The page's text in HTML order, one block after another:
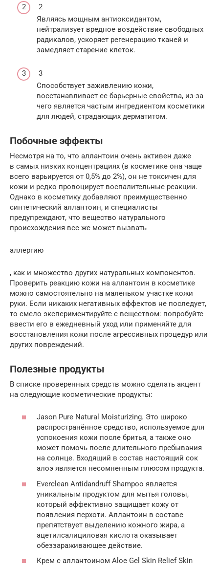
2
Являясь мощным антиоксидантом,
нейтрализует вредное воздействие свободных
радикалов, ускоряет регенерацию тканей и
замедляет старение клеток.
3
Способствует заживлению кожи,
восстанавливает ее барьерные свойства, из-за
чего является частым ингредиентом косметики
для людей, страдающих дерматитом.
Побочные эффекты
Несмотря на то, что аллантоин очень активен даже
в самых низких концентрациях (в косметике она чаще
всего варьируется от 0,5% до 2%), он не токсичен для
кожи и редко провоцирует воспалительные реакции.
Однако в косметику добавляют преимущественно
синтетический аллантоин, и специалисты
предупреждают, что вещество натурального
происхождения все же может вызвать
аллергию
, как и множество других натуральных компонентов.
Проверить реакцию кожи на аллантоин в косметике
можно самостоятельно на маленьком участке кожи
руки. Если никаких негативных эффектов не последует,
то смело экспериментируйте с веществом: попробуйте
ввести его в ежедневный уход или применяйте для
восстановления кожи после агрессивных процедур или
других повреждений.
Полезные продукты
В списке проверенных средств можно сделать акцент
на следующие косметические продукты:
Jason Pure Natural Moisturizing. Это широко
распространённое средство, используемое для
успокоения кожи после бритья, а также оно
может помочь после длительного пребывания
на солнце. Входящий в состав настоящий сок
алоэ является несомненным плюсом продукта.
Everclean Antidandruff Shampoo является
уникальным продуктом для мытья головы,
который эффективно защищает кожу от
появления перхоти. Аллантоин в составе
препятствует выделению кожного жира, а
ацетилсалициловая кислота оказывает
обеззараживающее действие.
Крем с аллантоином Aloe Gel Skin Relief Skin